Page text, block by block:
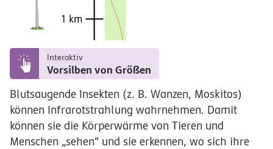
1 km
Interaktiv
Vorsilben von Größen
Blutsaugende Insekten (z. B. Wanzen, Moskitos)
können Infrarotstrahlung wahrnehmen. Damit
können sie die Körperwärme von Tieren und
Menschen „sehen“ und sie erkennen, wo sich ihre